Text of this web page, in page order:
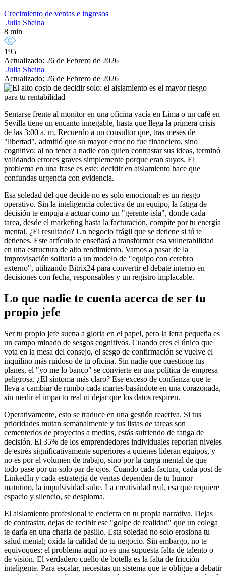
Crecimiento de ventas e ingresos
Julia Sheina
8 min
195
Actualizado: 26 de Febrero de 2026
Julia Sheina
Actualizado: 26 de Febrero de 2026
Sentarse frente al monitor en una oficina vacía en Lima o un café en
Sevilla tiene un encanto innegable, hasta que llega la primera crisis
de las 3:00 a. m. Recuerdo a un consultor que, tras meses de
"libertad", admitió que su mayor error no fue financiero, sino
cognitivo: al no tener a nadie con quien contrastar sus ideas, terminó
validando errores graves simplemente porque eran suyos. El
problema en una frase es este: decidir en aislamiento hace que
confundas urgencia con evidencia.
Esa soledad del que decide no es solo emocional; es un riesgo
operativo. Sin la inteligencia colectiva de un equipo, la fatiga de
decisión te empuja a actuar como un "gerente-isla", donde cada
tarea, desde el marketing hasta la facturación, compite por tu energía
mental. ¿El resultado? Un negocio frágil que se detiene si tú te
detienes. Este artículo te enseñará a transformar esa vulnerabilidad
en una estructura de alto rendimiento. Vamos a pasar de la
improvisación solitaria a un modelo de "equipo con cerebro
externo", utilizando Bitrix24 para convertir el debate interno en
decisiones con fecha, responsables y un registro implacable.
Lo que nadie te cuenta acerca de ser tu
propio jefe
Ser tu propio jefe suena a gloria en el papel, pero la letra pequeña es
un campo minado de sesgos cognitivos. Cuando eres el único que
vota en la mesa del consejo, el sesgo de confirmación se vuelve el
inquilino más ruidoso de tu oficina. Sin nadie que cuestione tus
planes, el "yo me lo banco" se convierte en una política de empresa
peligrosa. ¿El síntoma más claro? Ese exceso de confianza que te
lleva a cambiar de rumbo cada martes basándote en una corazonada,
sin medir el impacto real ni dejar que los datos respiren.
Operativamente, esto se traduce en una gestión reactiva. Si tus
prioridades mutan semanalmente y tus listas de tareas son
cementerios de proyectos a medias, estás sufriendo de fatiga de
decisión. El 35% de los emprendedores individuales reportan niveles
de estrés significativamente superiores a quienes lideran equipos, y
no es por el volumen de trabajo, sino por la carga mental de que
todo pase por un solo par de ojos. Cuando cada factura, cada post de
LinkedIn y cada estrategia de ventas dependen de tu humor
matutino, la impulsividad sube. La creatividad real, esa que requiere
espacio y silencio, se desploma.
El aislamiento profesional te encierra en tu propia narrativa. Dejas
de contrastar, dejas de recibir ese "golpe de realidad" que un colega
te daría en una charla de pasillo. Esta soledad no solo erosiona tu
salud mental; oxida la calidad de tu negocio. Sin embargo, no te
equivoques: el problema aquí no es una supuesta falta de talento o
de visión. El verdadero cuello de botella es la falta de fricción
inteligente. Para escalar, necesitas un sistema que te obligue a debatir